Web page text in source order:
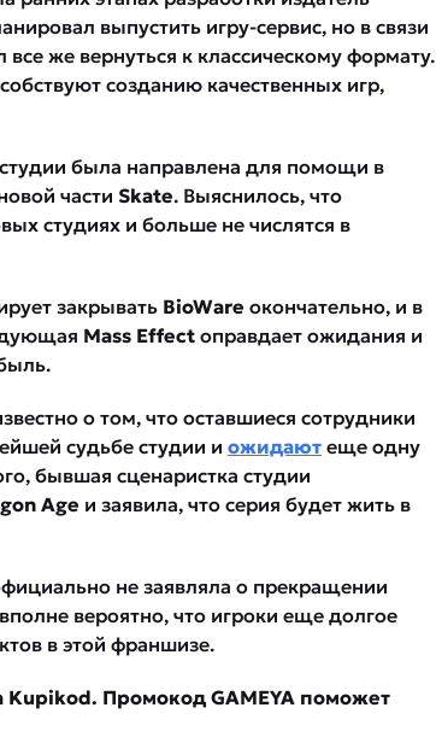
выпустить игру-сервис, но в связи
же вернуться к классическому формату.
созданию качественных игр,
была направлена для помощи в
части Skate. Выяснилось, что
студиях и больше не числятся в
закрывать BioWare окончательно, и в
Mass Effect оправдает ожидания и
о том, что оставшиеся сотрудники
судьбе студии и ожидают еще одну
бывшая сценаристка студии
Age и заявила, что серия будет жить в
не заявляла о прекращении
вероятно, что игроки еще долгое
в этой франшизе.
Kupikod. Промокод GAMEYA поможет